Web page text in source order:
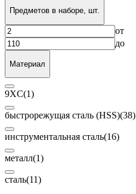
Предметов в наборе, шт.
от
до
Материал
9XC(1)
быстрорежущая сталь (HSS)(38)
инструментальная сталь(16)
металл(1)
сталь(11)